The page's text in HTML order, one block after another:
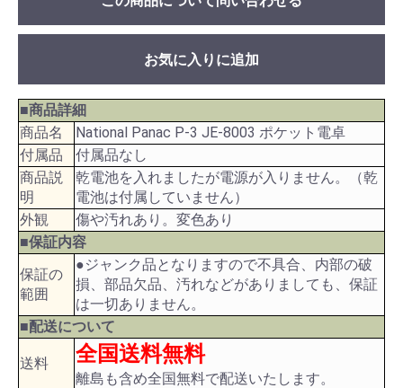
お気に入りに追加
■商品詳細
商品名
National Panac P-3 JE-8003 ポケット電卓
付属品
付属品なし
商品説
明
乾電池を入れましたが電源が入りません。（乾
電池は付属していません）
外観
傷や汚れあり。変色あり
■保証内容
保証の
範囲
●ジャンク品となりますので不具合、内部の破
損、部品欠品、汚れなどがありましても、保証
は一切ありません。
■配送について
送料 全国送料無料
離島も含め全国無料で配送いたします。